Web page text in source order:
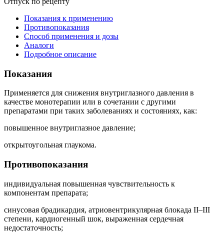
Показания к применению
Противопоказания
Способ применения и дозы
Аналоги
Подробное описание
Показания
Применяется для снижения внутриглазного давления в
качестве монотерапии или в сочетании с другими
препаратами при таких заболеваниях и состояниях, как:
повышенное внутриглазное давление;
открытоугольная глаукома.
Противопоказания
индивидуальная повышенная чувствительность к
компонентам препарата;
синусовая брадикардия, атриовентрикулярная блокада II–III
степени, кардиогенный шок, выраженная сердечная
недостаточность;